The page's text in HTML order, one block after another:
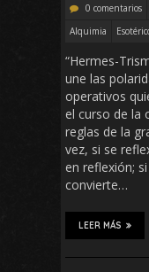
0 comentarios
Alquimia
“Hermes-
une las
operativos
el curso de la
reglas de la
vez, si se
en reflexión;
convierte…
LEER MÁS